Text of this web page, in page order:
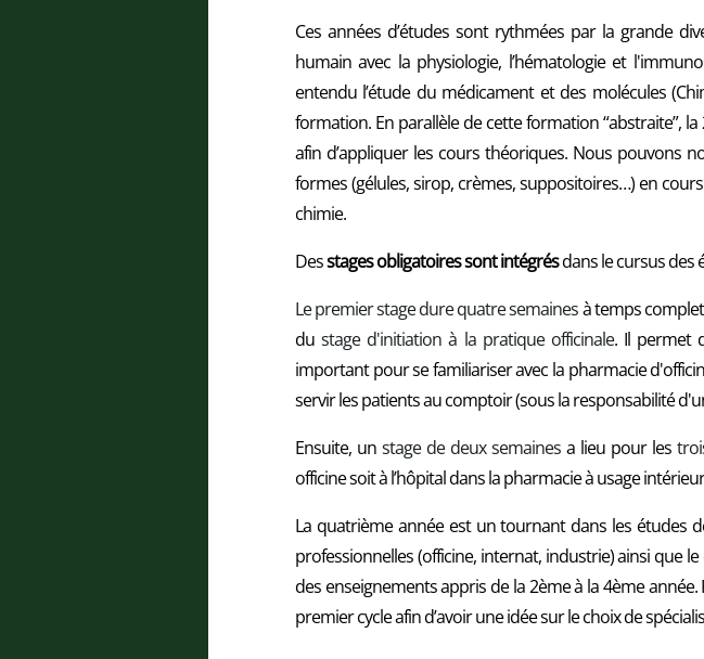
Ces années d’études sont rythmées par la grande
humain avec la physiologie, l’hématologie et
entendu l’étude du médicament et des molécules
formation. En parallèle de cette formation “abstraite”,
afin d’appliquer les cours théoriques. Nous pouvons
formes (gélules, sirop, crèmes, suppositoires…) en
chimie.
Desstages obligatoires sont intégrésdans le cursus des
Le premier stage dure quatre semainesà temps
dustage d'initiation à la pratique officinale. Il permet
important pour se familiariser avec la pharmacie
servir les patients au comptoir (sous la responsabilité
Ensuite, un stage de deux semainesa lieu pour les
officine soit à l’hôpital dans la pharmacie à usage
La quatrième année est un tournant dans les études
professionnelles (officine, internat, industrie) ainsi que
des enseignements appris de la 2ème à la 4ème
premier cycle afin d’avoir une idée sur le choix de